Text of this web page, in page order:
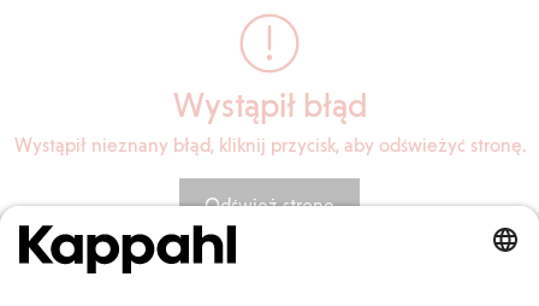
Wystąpił błąd
Wystąpił nieznany błąd, kliknij przycisk, aby odświeżyć stronę.
Odśwież stronę